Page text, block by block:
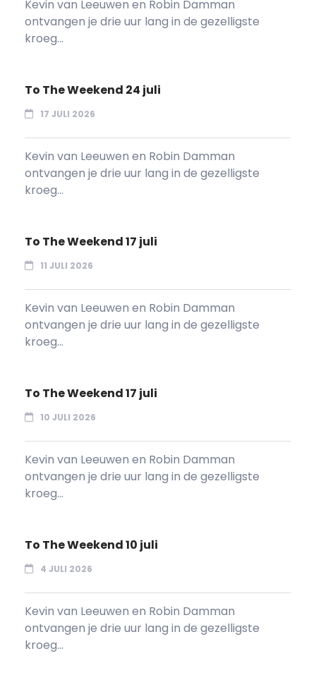
Kevin van Leeuwen en Robin Damman
ontvangen je drie uur lang in de gezelligste
kroeg...
To The Weekend 24 juli
17 JULI 2026
Kevin van Leeuwen en Robin Damman
ontvangen je drie uur lang in de gezelligste
kroeg...
To The Weekend 17 juli
11 JULI 2026
Kevin van Leeuwen en Robin Damman
ontvangen je drie uur lang in de gezelligste
kroeg...
To The Weekend 17 juli
10 JULI 2026
Kevin van Leeuwen en Robin Damman
ontvangen je drie uur lang in de gezelligste
kroeg...
To The Weekend 10 juli
4 JULI 2026
Kevin van Leeuwen en Robin Damman
ontvangen je drie uur lang in de gezelligste
kroeg...